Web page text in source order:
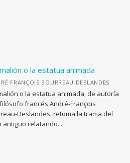
o la estatua animada
FRANÇOIS BOURREAU DESLANDES
o la estatua animada, de autoría
francés André-François
Deslandes, retoma la trama del
antiguo relatando...